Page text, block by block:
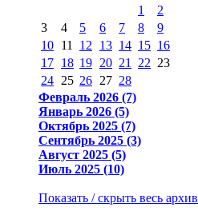
1
2
3
4 5 6 7 8
9
10 11 12 13 14 15 16
17 18 19 20 21 22 23
24 25 26 27 28
Февраль 2026 (7)
Январь 2026 (5)
Октябрь 2025 (7)
Сентябрь 2025 (3)
Август 2025 (5)
Июль 2025 (10)
Показать / скрыть весь архив